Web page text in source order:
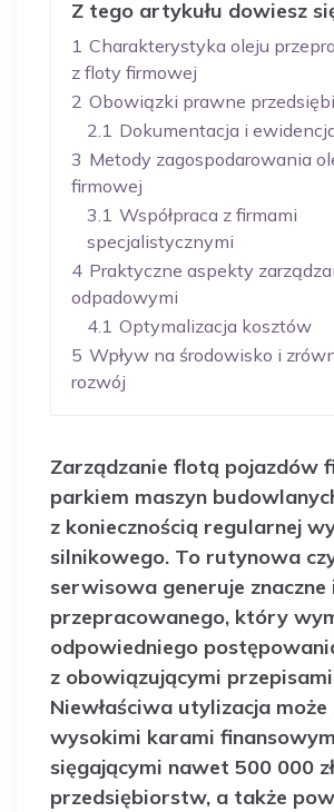
Z tego artykułu dowiesz
1 Charakterystyka oleju
z floty firmowej
2 Obowiązki prawne
2.1 Dokumentacja i
3 Metody zagospodarowania
firmowej
3.1 Współpraca z firmami
specjalistycznymi
4 Praktyczne aspekty
odpadowymi
4.1 Optymalizacja kosztów
5 Wpływ na środowisko i
rozwój
Zarządzanie flotą pojazdów
parkiem maszyn
z koniecznością regularnej
silnikowego. To rutynowa
serwisowa generuje znaczne
przepracowanego, który
odpowiedniego
z obowiązującymi
Niewłaściwa utylizacja
wysokimi karami
sięgającymi nawet 500 000
przedsiębiorstw, a także